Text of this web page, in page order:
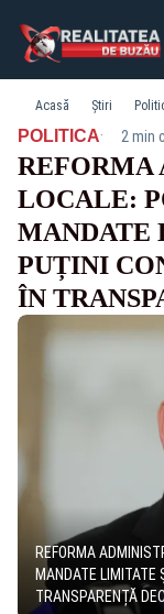
Acasă Știri
POLITICA· 2 min
REFORMA
LOCALE:
MANDATE
PUȚINI
ÎN
REFORMA
MANDATE LIMITATE
TRANSPARENȚĂ